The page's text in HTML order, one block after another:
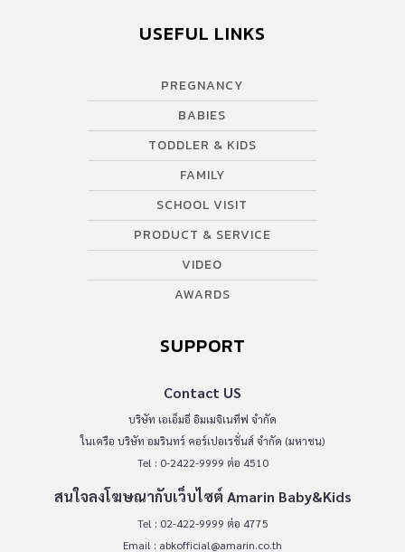
USEFUL LINKS
PREGNANCY
BABIES
TODDLER & KIDS
FAMILY
SCHOOL VISIT
PRODUCT & SERVICE
VIDEO
AWARDS
SUPPORT
Contact US
บริษัท เอเอ็มอี อิมเมจิเนทีฟ จำกัด
ในเครือ บริษัท อมรินทร์ คอร์เปอเรชั่นส์ จำกัด (มหาชน)
Tel : 0-2422-9999 ต่อ 4510
สนใจลงโฆษณากับเว็บไซต์ Amarin Baby&Kids
Tel : 02-422-9999 ต่อ 4775
Email : abkofficial@amarin.co.th